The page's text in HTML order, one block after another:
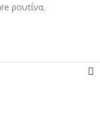
ρουτίνα.